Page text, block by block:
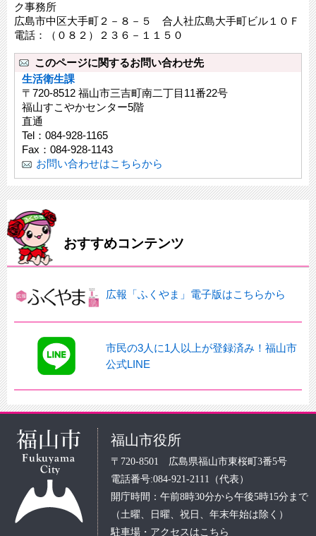
ク事務所
広島市中区大手町２－８－５ 合人社広島大手町ビル１０Ｆ
電話：（０８２）２３６－１１５０
このページに関するお問い合わせ先
生活衛生課
〒720-8512 福山市三吉町南二丁目11番22号
福山すこやかセンター5階
直通
Tel：084-928-1165
Fax：084-928-1143
お問い合わせはこちらから
おすすめコンテンツ
広報「ふくやま」電子版はこちらから
市民の3人に1人以上が登録済み！福山市
公式LINE
福山市役所
〒720-8501 広島県福山市東桜町3番5号
電話番号:084-921-2111（代表）
開庁時間：午前8時30分から午後5時15分まで
（土曜、日曜、祝日、年末年始は除く）
駐車場・アクセスはこちら